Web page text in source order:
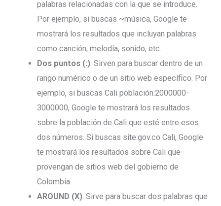
palabras relacionadas con la que se introduce.
Por ejemplo, si buscas ~música, Google te
mostrará los resultados que incluyan palabras
como canción, melodía, sonido, etc.
Dos puntos (:): Sirven para buscar dentro de un
rango numérico o de un sitio web específico. Por
ejemplo, si buscas Cali población:2000000-
3000000, Google te mostrará los resultados
sobre la población de Cali que esté entre esos
dos números. Si buscas site:gov.co Cali, Google
te mostrará los resultados sobre Cali que
provengan de sitios web del gobierno de
Colombia.
AROUND (X): Sirve para buscar dos palabras que